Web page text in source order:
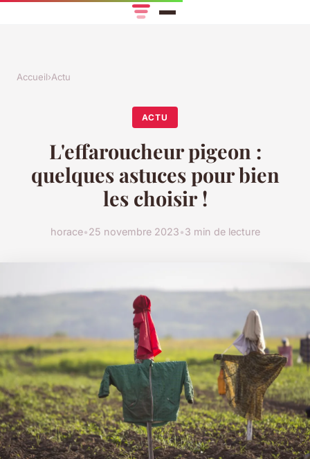
Accueil›Actu
ACTU
L'effaroucheur pigeon :
quelques astuces pour bien
les choisir !
horace•25 novembre 2023•3 min de lecture